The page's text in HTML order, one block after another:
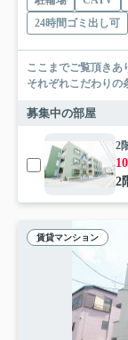
24時間ゴミ出し可
ここまでご覧頂きありがとうござ
それぞれこだわりの
募集中の部屋
2
2
賃貸マンション